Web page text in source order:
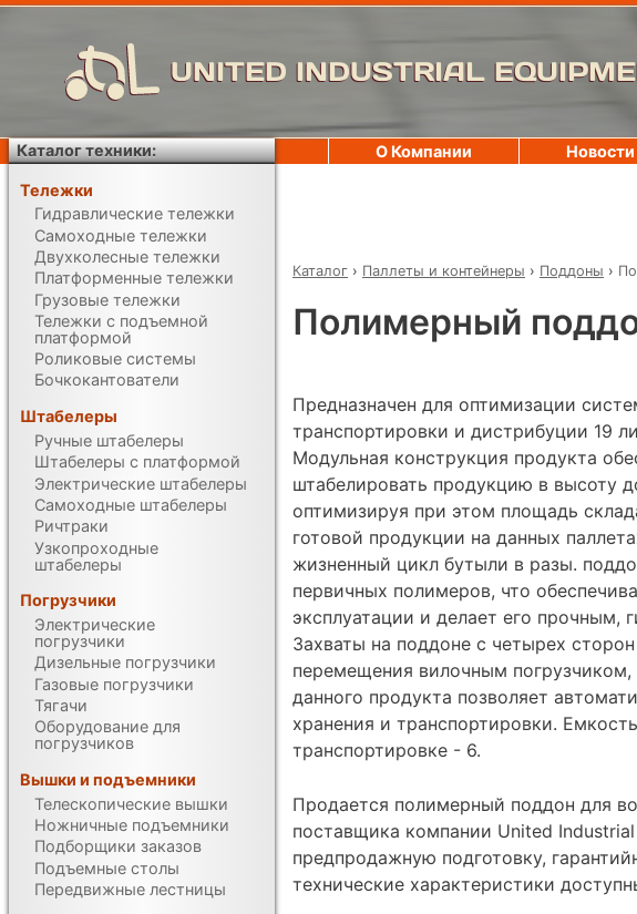
UNITED INDUSTRIAL
Каталог › Паллеты и контейнеры › Поддоны ›
Полимерный
Предназначен для оптимизации
транспортировки и дистрибуции 19
Модульная конструкция продукта
штабелировать продукцию в высоту
оптимизируя при этом площадь
готовой продукции на данных
жизненный цикл бутыли в разы.
первичных полимеров, что
эксплуатации и делает его прочным,
Захваты на поддоне с четырех
перемещения вилочным
данного продукта позволяет
хранения и транспортировки.
транспортировке - 6.
Продается полимерный поддон для
поставщика компании United
предпродажную подготовку,
технические характеристики
О Компании Новости
Каталог техники:
Тележки
Гидравлические тележки
Самоходные тележки
Двухколесные тележки
Платформенные тележки
Грузовые тележки
Тележки с подъемной
платформой
Роликовые системы
Бочкокантователи
Штабелеры
Ручные штабелеры
Штабелеры с платформой
Электрические штабелеры
Самоходные штабелеры
Ричтраки
Узкопроходные
штабелеры
Погрузчики
Электрические
погрузчики
Дизельные погрузчики
Газовые погрузчики
Тягачи
Оборудование для
погрузчиков
Вышки и подъемники
Телескопические вышки
Ножничные подъемники
Подборщики заказов
Подъемные столы
Передвижные лестницы